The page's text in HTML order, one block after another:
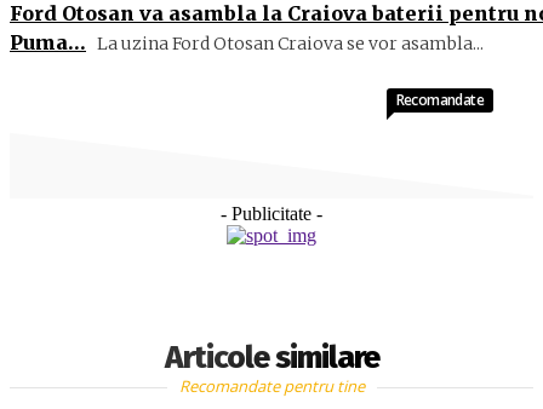
Ford Otosan va asambla la Craiova baterii pentru
Puma… La uzina Ford Otosan Craiova se vor asambla...
- Publicitate -
Articole similare
Recomandate
Recomandate pentru tine